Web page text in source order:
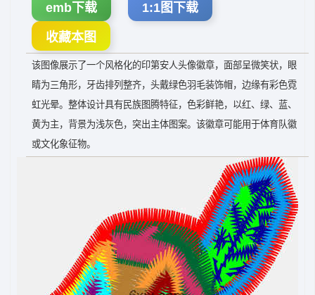
emb下载 1:1图下载
收藏本图
该图像展示了一个风格化的印第安人头像徽章，面部呈微笑状，眼
睛为三角形，牙齿排列整齐，头戴绿色羽毛装饰帽，边缘有彩色霓
虹光晕。整体设计具有民族图腾特征，色彩鲜艳，以红、绿、蓝、
黄为主，背景为浅灰色，突出主体图案。该徽章可能用于体育队徽
或文化象征物。